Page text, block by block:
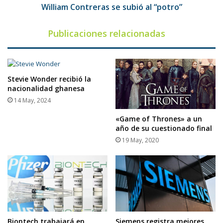
William Contreras se subió al “potro”
Publicaciones relacionadas
Stevie Wonder recibió la
nacionalidad ghanesa
14 May, 2024
«Game of Thrones» a un
año de su cuestionado final
19 May, 2020